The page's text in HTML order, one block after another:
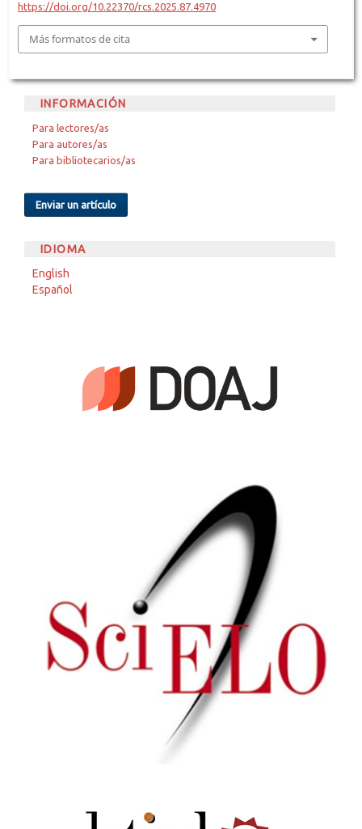
https://doi.org/10.22370/rcs.2025.87.4970
Más formatos de cita
INFORMACIÓN
Para lectores/as
Para autores/as
Para bibliotecarios/as
Enviar un artículo
IDIOMA
English
Español